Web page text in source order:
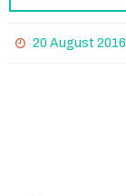
20 August 2016